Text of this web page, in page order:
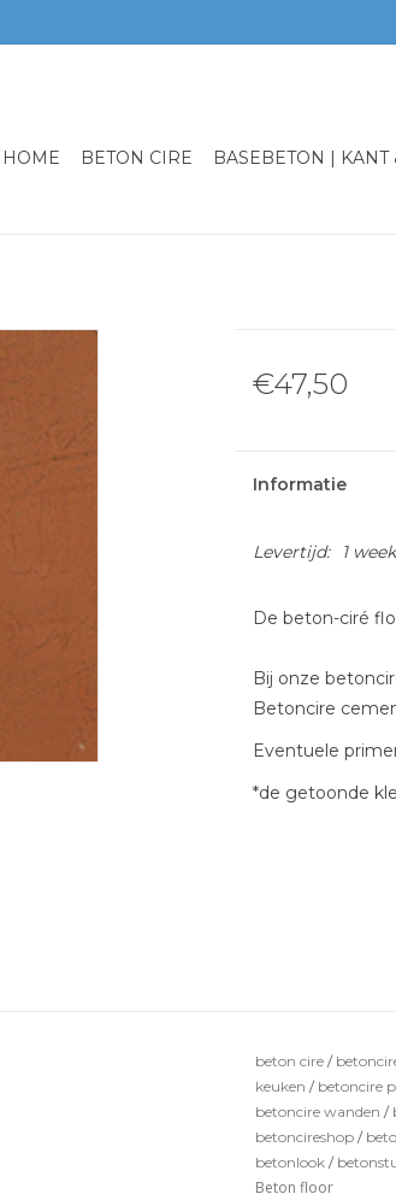
HOME BETON CIRE BASEBETON | KANT
€47,50
Informatie
Levertijd: 1 week
De beton-ciré
Bij onze
Betoncire
Eventuele
*de getoonde
beton cire /
keuken / betoncire
betoncire wanden /
betoncireshop /
betonlook /
Beton floor